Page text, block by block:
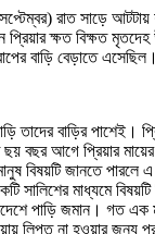
রাত সাড়ে আটটায়
ক্ষত বিক্ষত মৃতদেহ
বাড়ি বেড়াতে এসেছিল।
তাদের বাড়ির পাশেই।
ছয় বছর আগে প্রিয়ার মায়ের
বিষয়টি জানতে পারলে
সালিশের মাধ্যমে
পাড়ি জমান। গত
লিপ্ত না হওয়ার জন্য